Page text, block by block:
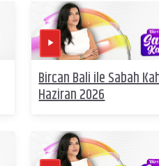
Bircan Bali ile Sabah
Haziran 2026